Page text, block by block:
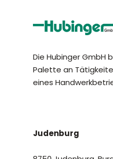
Die Hubinger GmbH
Palette an
eines
Judenburg